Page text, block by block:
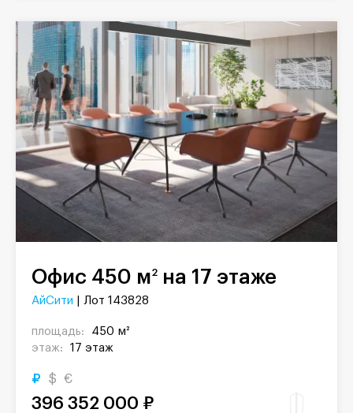
Офис 450 м2 на 17 этаже
АйСити | Лот 143828
площадь:
450 м²
этаж:
17 этаж
₽ $ €
396 352 000 ₽